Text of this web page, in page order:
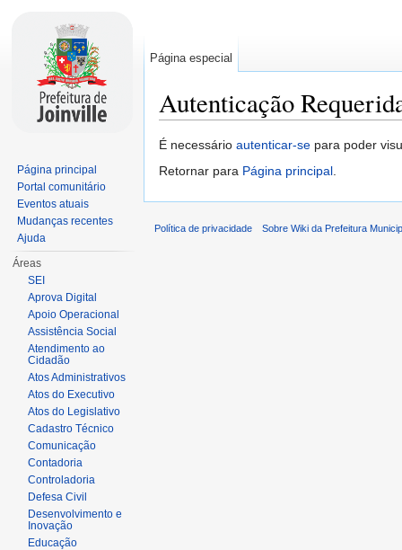
Autenticação
É necessário autenticar-se para poder
Retornar para Página principal.
Página especial
Página principal
Portal comunitário
Eventos atuais
Mudanças recentes
Ajuda
Áreas
SEI
Aprova Digital
Apoio Operacional
Assistência Social
Atendimento ao
Cidadão
Atos Administrativos
Atos do Executivo
Atos do Legislativo
Cadastro Técnico
Comunicação
Contadoria
Controladoria
Defesa Civil
Desenvolvimento e
Inovação
Educação
Política de privacidade Sobre Wiki da Prefeitura